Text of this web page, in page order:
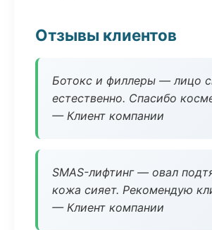
Отзывы клиентов
Ботокс и филлеры — лицо
естественно. Спасибо
— Клиент компании
SMAS-лифтинг — овал
кожа сияет. Рекомендую
— Клиент компании